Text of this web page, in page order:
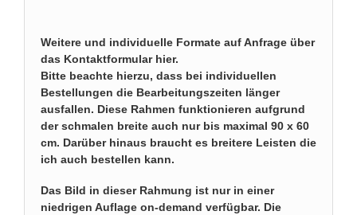
Weitere und individuelle Formate aufAnfrage über
das Kontaktformular hier.
Bitte beachte hierzu, dass bei individuellen
Bestellungen die Bearbeitungszeiten länger
ausfallen. Diese Rahmen funktionieren aufgrund
der schmalen breite auch nur bis maximal 90 x 60
cm. Darüber hinaus braucht es breitere Leisten die
ich auch bestellen kann.
Das Bild in dieser Rahmung ist nur in einer
niedrigen Auflage on-demand verfügbar. Die